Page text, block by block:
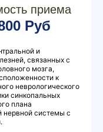
приема
Руб
и
связанных с
мозга,
к
неврологического
синкопальных
плана
нервной системы с